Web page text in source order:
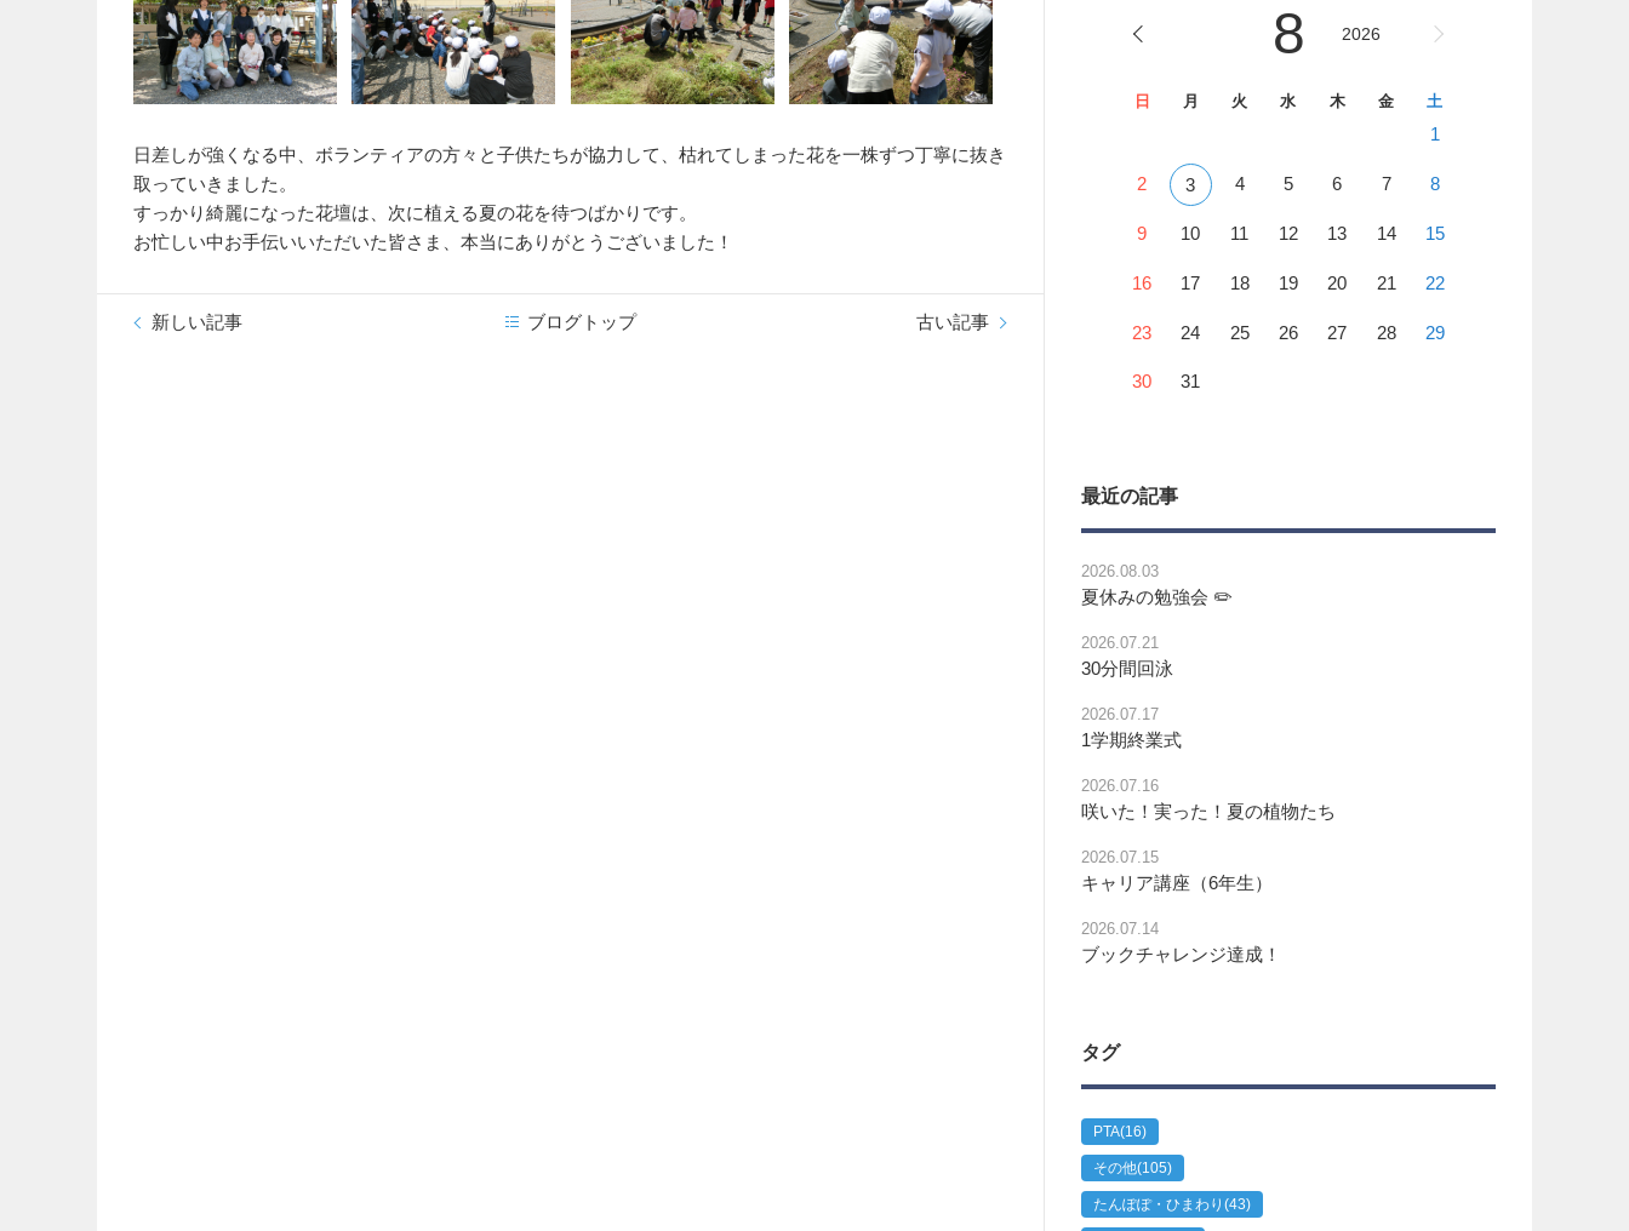
日差しが強くなる中、ボランティアの方々と子供たちが協力して、枯れてしまった花を一株ずつ丁寧に抜き
取っていきました。
すっかり綺麗になった花壇は、次に植える夏の花を待つばかりです。
お忙しい中お手伝いいただいた皆さま、本当にありがとうございました！
新しい記事 古い記事
ブログトップ
8 2026
日 月 火 水 木 金 土
1
2 3 4 5 6 7 8
9 10 11 12 13 14 15
16 17 18 19 20 21 22
23 24 25 26 27 28 29
30 31
最近の記事
2026.08.03
夏休みの勉強会 ✏️
2026.07.21
30分間回泳
2026.07.17
1学期終業式
2026.07.16
咲いた！実った！夏の植物たち
2026.07.15
キャリア講座（6年生）
2026.07.14
ブックチャレンジ達成！
タグ
PTA(16)
その他(105)
たんぽぽ・ひまわり (43)